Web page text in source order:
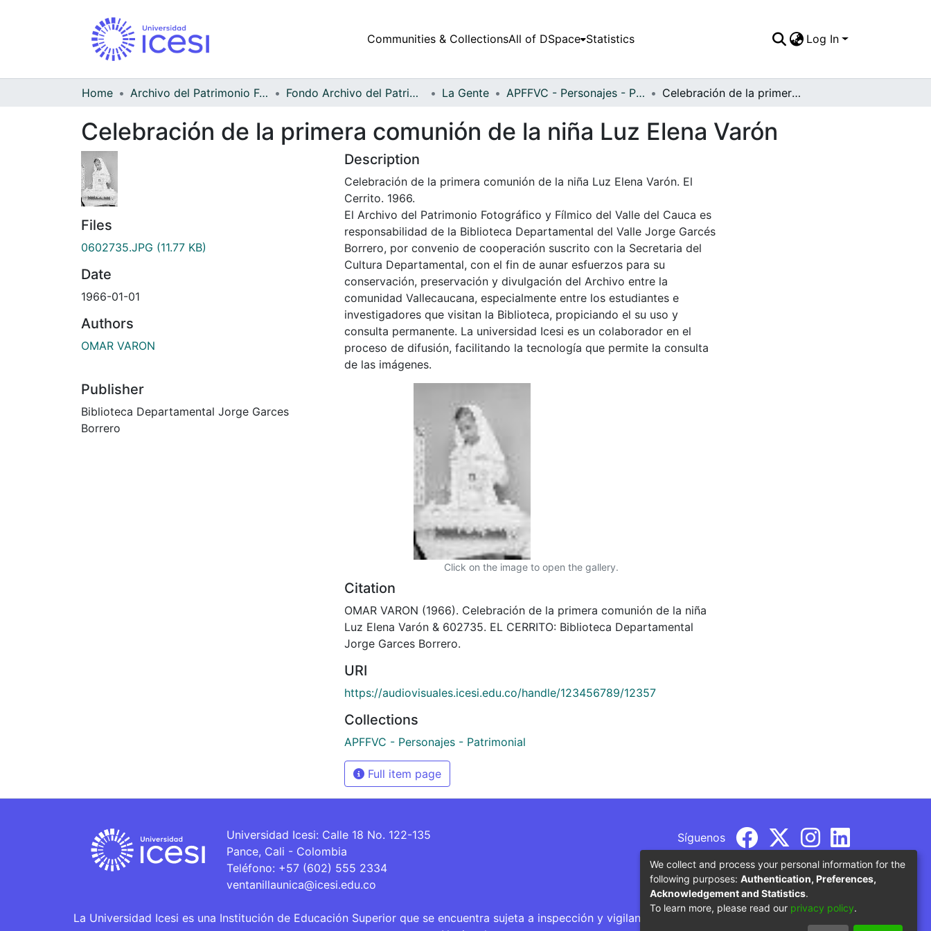
Communities & CollectionsAll of DSpace Statistics Log In
Home Archivo del Patrimonio Fotográfico y Fílmico del Valle del Cauca Fondo Archivo del Patrimonio Fotográfico y Fílmico del Valle del Cauca La Gente APFFVC - Personajes - Patrimonial Celebración de la primera comunión de la niña Luz Elena Varón
Celebración de la primera comunión de la niña Luz Elena Varón
Files
0602735.JPG (11.77 KB)
Date
1966-01-01
Authors
OMAR VARON
Publisher
Biblioteca Departamental Jorge Garces
Borrero
Description
Celebración de la primera comunión de la niña Luz Elena Varón. El
Cerrito. 1966.
El Archivo del Patrimonio Fotográfico y Fílmico del Valle del Cauca es
responsabilidad de la Biblioteca Departamental del Valle Jorge Garcés
Borrero, por convenio de cooperación suscrito con la Secretaria del
Cultura Departamental, con el fin de aunar esfuerzos para su
conservación, preservación y divulgación del Archivo entre la
comunidad Vallecaucana, especialmente entre los estudiantes e
investigadores que visitan la Biblioteca, propiciando el su uso y
consulta permanente. La universidad Icesi es un colaborador en el
proceso de difusión, facilitando la tecnología que permite la consulta
de las imágenes.
Click on the image to open the gallery.
Citation
OMAR VARON (1966). Celebración de la primera comunión de la niña
Luz Elena Varón & 602735. EL CERRITO: Biblioteca Departamental
Jorge Garces Borrero.
URI
https://audiovisuales.icesi.edu.co/handle/123456789/12357
Collections
APFFVC - Personajes - Patrimonial
Full item page
Universidad Icesi: Calle 18 No. 122-135
Pance, Cali - Colombia
Teléfono: +57 (602) 555 2334
ventanillaunica@icesi.edu.co
Síguenos
La Universidad Icesi es una Institución de Educación Superior que se encuentra sujeta a inspección y vigilancia por parte del Ministerio de Educación
We collect and process your personal information for the
following purposes: Authentication, Preferences,
Acknowledgement and Statistics.
To learn more, please read our privacy policy.